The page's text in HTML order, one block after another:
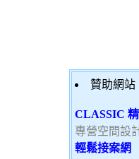
贊助網
CLASSIC
專營空間設
輕鬆接案網